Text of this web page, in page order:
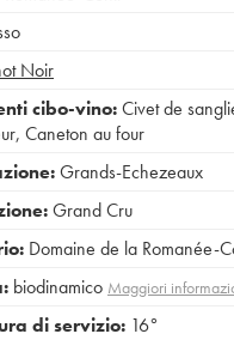
Noir
cibo-vino:Civet de
, Caneton au four
Grands-Echezeaux
Grand Cru
Domaine de la Romanée-
biodinamico Maggiori
di servizio: 16°